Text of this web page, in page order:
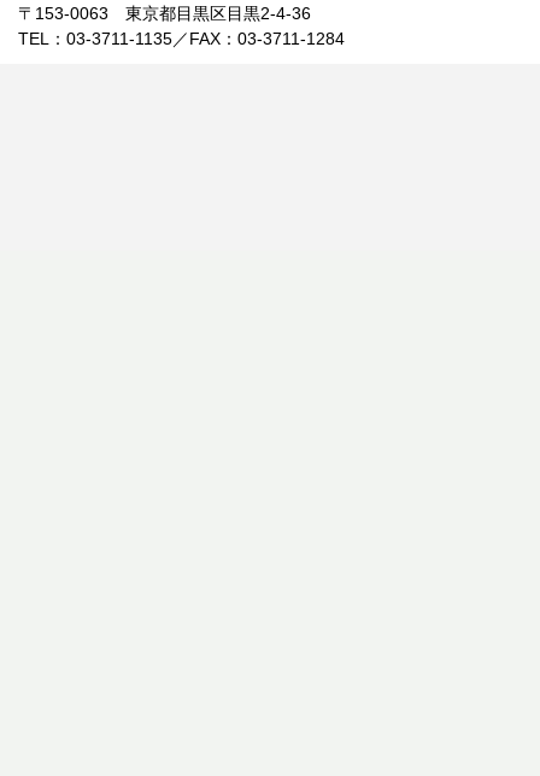
〒153-0063 東京都目黒区目黒2-4-36
TEL：03-3711-1135／FAX：03-3711-1284